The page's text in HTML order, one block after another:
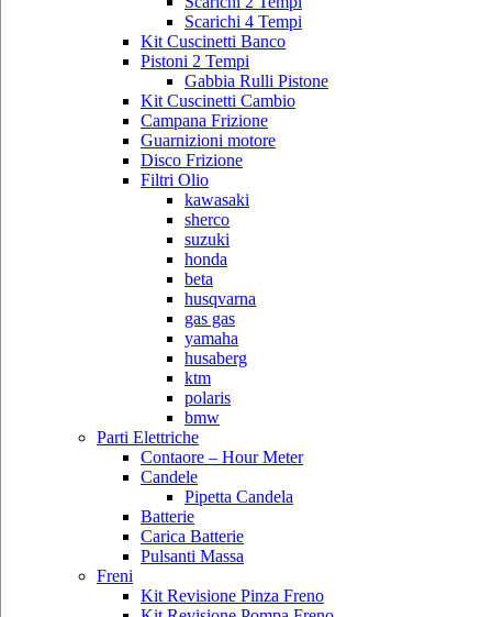
Scarichi 4 Tempi
Kit Cuscinetti Banco
Pistoni 2 Tempi
Gabbia Rulli Pistone
Kit Cuscinetti Cambio
Campana Frizione
Guarnizioni motore
Disco Frizione
Filtri Olio
kawasaki
sherco
suzuki
honda
beta
husqvarna
gas gas
yamaha
husaberg
ktm
polaris
bmw
Parti Elettriche
Contaore – Hour Meter
Candele
Pipetta Candela
Batterie
Carica Batterie
Pulsanti Massa
Freni
Kit Revisione Pinza Freno